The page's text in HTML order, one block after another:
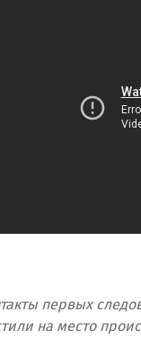
первых
на место